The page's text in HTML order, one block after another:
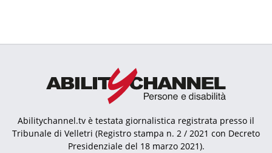
Abilitychannel.tv è testata giornalistica registrata presso il
Tribunale di Velletri (Registro stampa n. 2 / 2021 con Decreto
Presidenziale del 18 marzo 2021).